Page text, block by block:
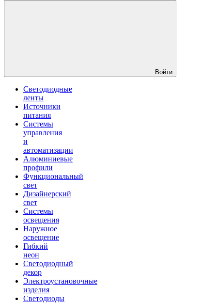
Войти
Светодиодные
ленты
Источники
питания
Системы
управления
и
автоматизации
Алюминиевые
профили
Функциональный
свет
Дизайнерский
свет
Системы
освещения
Наружное
освещение
Гибкий
неон
Светодиодный
декор
Электроустановочные
изделия
Светодиоды